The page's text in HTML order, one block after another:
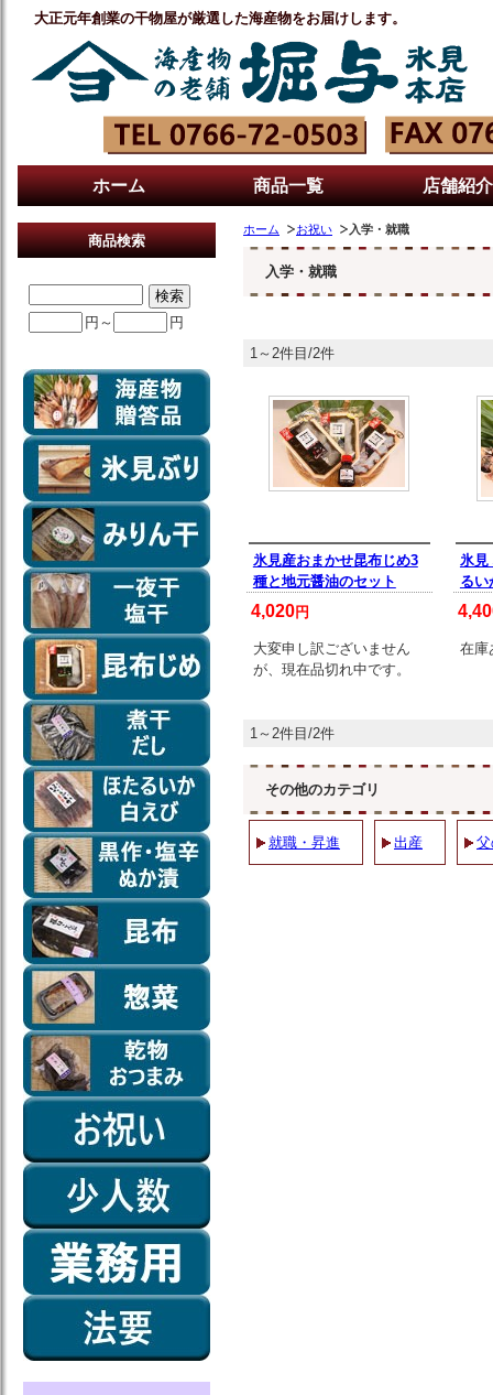
大正元年創業の干物屋が厳選した海産物をお届けします。
ホーム 商品一覧 店舗紹介
ホーム お祝い 入学・就職
入学・就職
1～2件目/2件
氷見産おまかせ昆布じめ3
種と地元醤油のセット
4,020円
大変申し訳ございません
が、現在品切れ中です。
氷見
るい
在庫
1～2件目/2件
その他のカテゴリ
就職・昇進 出産
商品検索
円～ 円